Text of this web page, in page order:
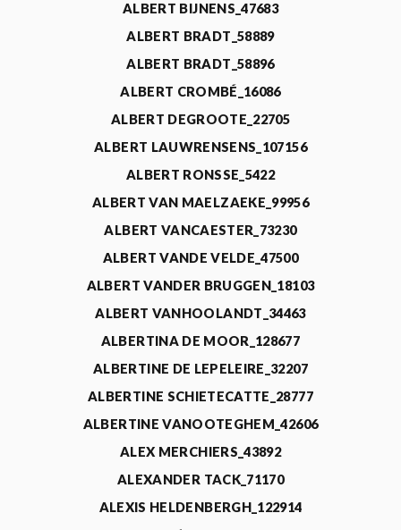
ALBERT BIJNENS_47683
ALBERT BRADT_58889
ALBERT BRADT_58896
ALBERT CROMBÉ_16086
ALBERT DEGROOTE_22705
ALBERT LAUWRENSENS_107156
ALBERT RONSSE_5422
ALBERT VAN MAELZAEKE_99956
ALBERT VANCAESTER_73230
ALBERT VANDE VELDE_47500
ALBERT VANDER BRUGGEN_18103
ALBERT VANHOOLANDT_34463
ALBERTINA DE MOOR_128677
ALBERTINE DE LEPELEIRE_32207
ALBERTINE SCHIETECATTE_28777
ALBERTINE VANOOTEGHEM_42606
ALEX MERCHIERS_43892
ALEXANDER TACK_71170
ALEXIS HELDENBERGH_122914